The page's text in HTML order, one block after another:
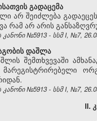
გადაცემა
არ შეიძლება
რამ არ არის
№5913 - სსმ I, №7,
დაშლა
შემთხვევაში
№5913 - სსმ I, №7,
II.